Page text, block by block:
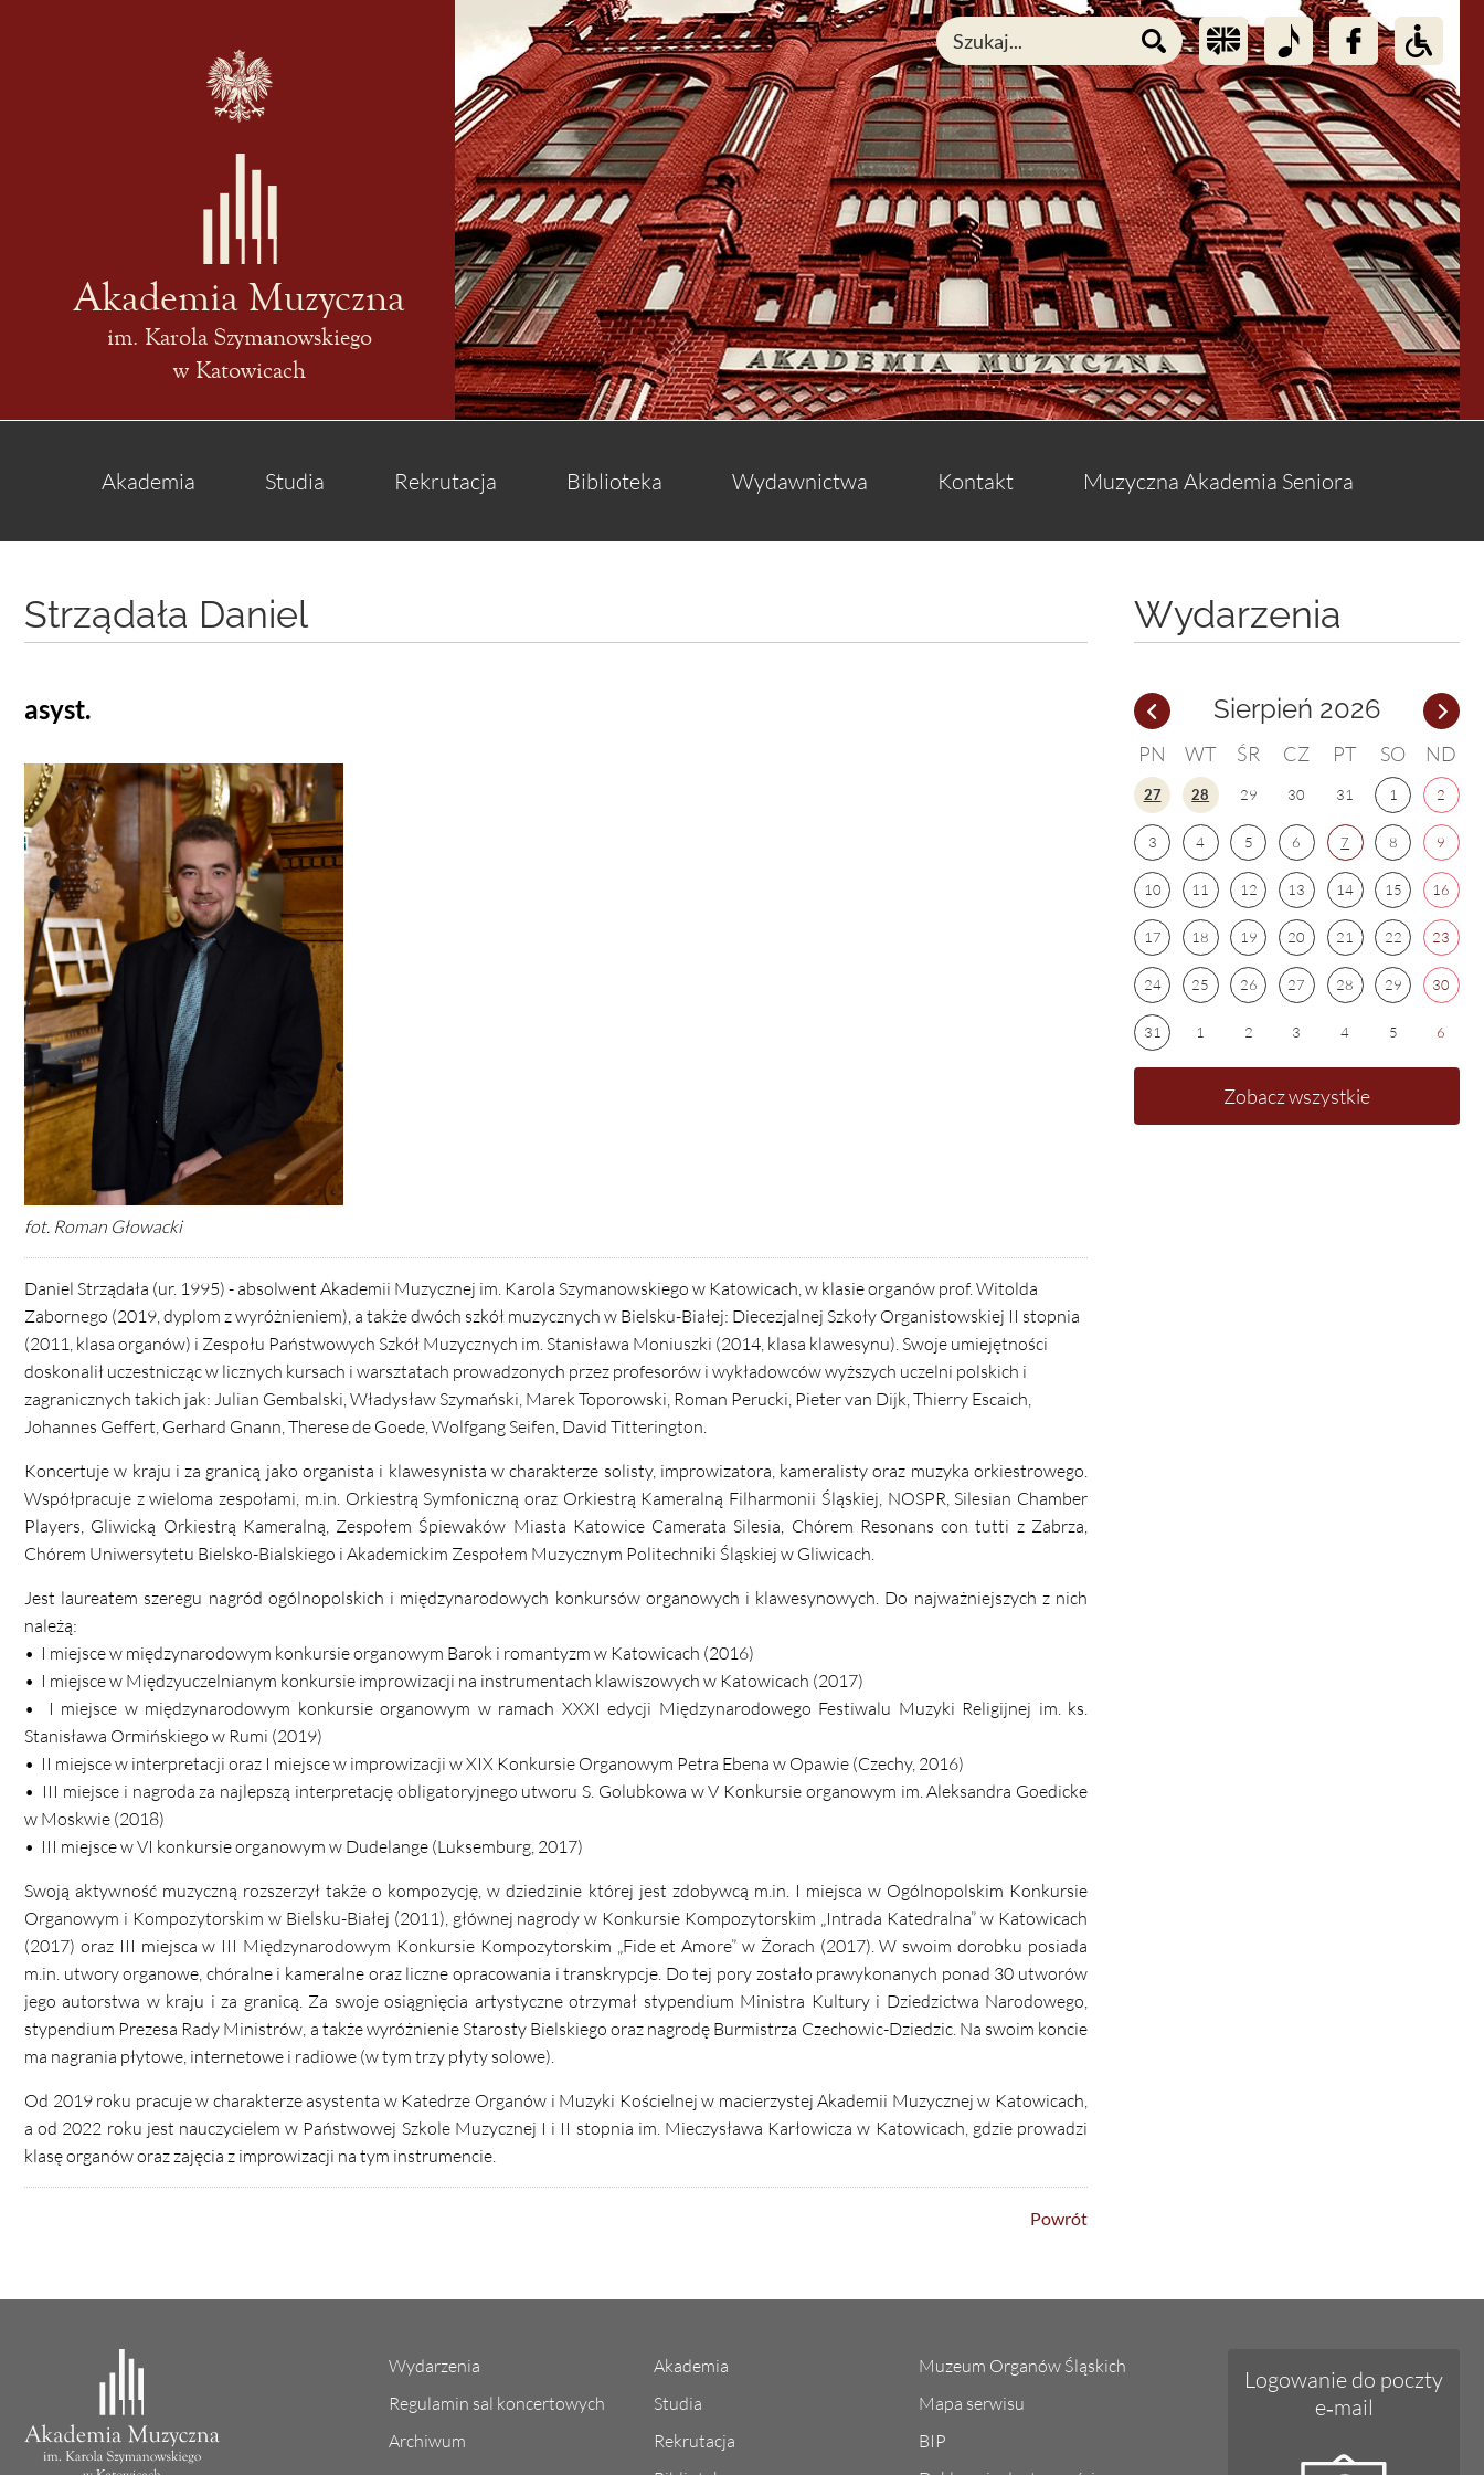
Akademia Muzyczna
im. Karola Szymanowskiego
w Katowicach
Akademia Studia Rekrutacja Biblioteka Wydawnictwa Kontakt Muzyczna Akademia Seniora
Strządała Daniel
asyst.
fot. Roman Głowacki
Daniel Strządała (ur. 1995) - absolwent Akademii Muzycznej im. Karola Szymanowskiego w Katowicach, w klasie organów prof. Witolda
Zabornego (2019, dyplom z wyróżnieniem), a także dwóch szkół muzycznych w Bielsku-Białej: Diecezjalnej Szkoły Organistowskiej II stopnia
(2011, klasa organów) i Zespołu Państwowych Szkół Muzycznych im. Stanisława Moniuszki (2014, klasa klawesynu). Swoje umiejętności
doskonalił uczestnicząc w licznych kursach i warsztatach prowadzonych przez profesorów i wykładowców wyższych uczelni polskich i
zagranicznych takich jak: Julian Gembalski, Władysław Szymański, Marek Toporowski, Roman Perucki, Pieter van Dijk, Thierry Escaich,
Johannes Geffert, Gerhard Gnann, Therese de Goede, Wolfgang Seifen, David Titterington.
Koncertuje w kraju i za granicą jako organista i klawesynista w charakterze solisty, improwizatora, kameralisty oraz muzyka orkiestrowego.
Współpracuje z wieloma zespołami, m.in. Orkiestrą Symfoniczną oraz Orkiestrą Kameralną Filharmonii Śląskiej, NOSPR, Silesian Chamber
Players, Gliwicką Orkiestrą Kameralną, Zespołem Śpiewaków Miasta Katowice Camerata Silesia, Chórem Resonans con tutti z Zabrza,
Chórem Uniwersytetu Bielsko-Bialskiego i Akademickim Zespołem Muzycznym Politechniki Śląskiej w Gliwicach.
Jest laureatem szeregu nagród ogólnopolskich i międzynarodowych konkursów organowych i klawesynowych. Do najważniejszych z nich
należą:
• I miejsce w międzynarodowym konkursie organowym Barok i romantyzm w Katowicach (2016)
• I miejsce w Międzyuczelnianym konkursie improwizacji na instrumentach klawiszowych w Katowicach (2017)
• I miejsce w międzynarodowym konkursie organowym w ramach XXXI edycji Międzynarodowego Festiwalu Muzyki Religijnej im. ks.
Stanisława Ormińskiego w Rumi (2019)
• II miejsce w interpretacji oraz I miejsce w improwizacji w XIX Konkursie Organowym Petra Ebena w Opawie (Czechy, 2016)
• III miejsce i nagroda za najlepszą interpretację obligatoryjnego utworu S. Golubkowa w V Konkursie organowym im. Aleksandra Goedicke
w Moskwie (2018)
• III miejsce w VI konkursie organowym w Dudelange (Luksemburg, 2017)
Swoją aktywność muzyczną rozszerzył także o kompozycję, w dziedzinie której jest zdobywcą m.in. I miejsca w Ogólnopolskim Konkursie
Organowym i Kompozytorskim w Bielsku-Białej (2011), głównej nagrody w Konkursie Kompozytorskim „Intrada Katedralna” w Katowicach
(2017) oraz III miejsca w III Międzynarodowym Konkursie Kompozytorskim „Fide et Amore” w Żorach (2017). W swoim dorobku posiada
m.in. utwory organowe, chóralne i kameralne oraz liczne opracowania i transkrypcje. Do tej pory zostało prawykonanych ponad 30 utworów
jego autorstwa w kraju i za granicą. Za swoje osiągnięcia artystyczne otrzymał stypendium Ministra Kultury i Dziedzictwa Narodowego,
stypendium Prezesa Rady Ministrów, a także wyróżnienie Starosty Bielskiego oraz nagrodę Burmistrza Czechowic-Dziedzic. Na swoim koncie
ma nagrania płytowe, internetowe i radiowe (w tym trzy płyty solowe).
Od 2019 roku pracuje w charakterze asystenta w Katedrze Organów i Muzyki Kościelnej w macierzystej Akademii Muzycznej w Katowicach,
a od 2022 roku jest nauczycielem w Państwowej Szkole Muzycznej I i II stopnia im. Mieczysława Karłowicza w Katowicach, gdzie prowadzi
klasę organów oraz zajęcia z improwizacji na tym instrumencie.
Powrót
Wydarzenia
Sierpień 2026
PN WT ŚR CZ PT SO ND
27 28 29 30 31 1 2
3 4 5 6 7 8 9
10 11 12 13 14 15 16
17 18 19 20 21 22 23
24 25 26 27 28 29 30
31 1 2 3 4 5 6
Zobacz wszystkie
Wydarzenia
Regulamin sal koncertowych
Archiwum
Akademia
Studia
Rekrutacja
Muzeum Organów Śląskich
Mapa serwisu
BIP
Logowanie do poczty
e‑mail